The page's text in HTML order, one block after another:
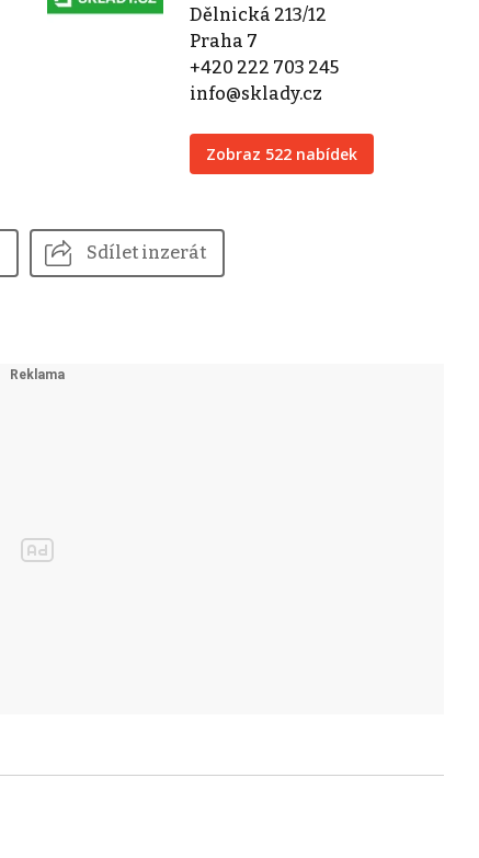
Dělnická 213/12
Praha 7
+420 222 703 245
info@sklady.cz
Zobraz 522 nabídek
Sdílet inzerát